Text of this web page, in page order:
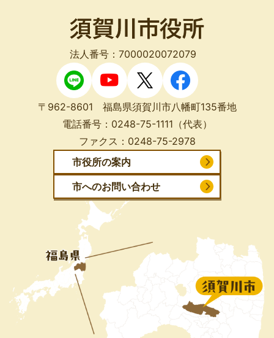
法人番号：7000020072079
〒962-8601 福島県須賀川市八幡町135番地
電話番号： 0248-75-1111 （代表）
ファクス： 0248-75-2978
市役所の案内
市へのお問い合わせ